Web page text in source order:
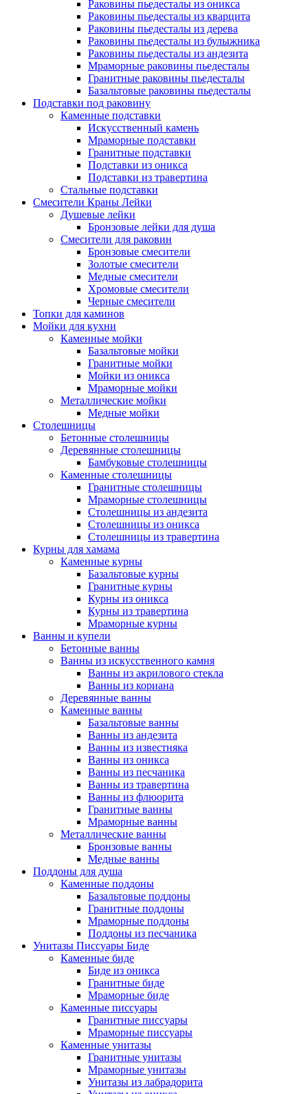
Раковины пьедесталы из оникса
Раковины пьедесталы из кварцита
Раковины пьедесталы из дерева
Раковины пьедесталы из булыжника
Раковины пьедесталы из андезита
Мраморные раковины пьедесталы
Гранитные раковины пьедесталы
Базальтовые раковины пьедесталы
Подставки под раковину
Каменные подставки
Искусственный камень
Мраморные подставки
Гранитные подставки
Подставки из оникса
Подставки из травертина
Стальные подставки
Смесители Краны Лейки
Душевые лейки
Бронзовые лейки для душа
Смесители для раковин
Бронзовые смесители
Золотые смесители
Медные смесители
Хромовые смесители
Черные смесители
Топки для каминов
Мойки для кухни
Каменные мойки
Базальтовые мойки
Гранитные мойки
Мойки из оникса
Мраморные мойки
Металлические мойки
Медные мойки
Столешницы
Бетонные столешницы
Деревянные столешницы
Бамбуковые столешницы
Каменные столешницы
Гранитные столешницы
Мраморные столешницы
Столешницы из андезита
Столешницы из оникса
Столешницы из травертина
Курны для хамама
Каменные курны
Базальтовые курны
Гранитные курны
Курны из оникса
Курны из травертина
Мраморные курны
Ванны и купели
Бетонные ванны
Ванны из искусственного камня
Ванны из акрилового стекла
Ванны из кориана
Деревянные ванны
Каменные ванны
Базальтовые ванны
Ванны из андезита
Ванны из известняка
Ванны из оникса
Ванны из песчаника
Ванны из травертина
Ванны из флюорита
Гранитные ванны
Мраморные ванны
Металлические ванны
Бронзовые ванны
Медные ванны
Поддоны для душа
Каменные поддоны
Базальтовые поддоны
Гранитные поддоны
Мраморные поддоны
Поддоны из песчаника
Унитазы Писсуары Биде
Каменные биде
Биде из оникса
Гранитные биде
Мраморные биде
Каменные писсуары
Гранитные писсуары
Мраморные писсуары
Каменные унитазы
Гранитные унитазы
Мраморные унитазы
Унитазы из лабрадорита